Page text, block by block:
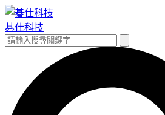
跳
至
主
碁仕科技
搜